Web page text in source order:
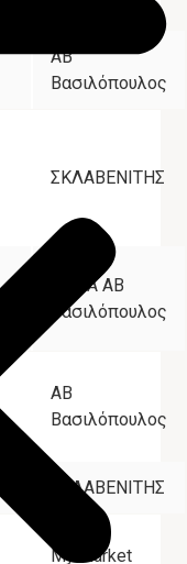
ΑΒ
Βασιλόπουλος
ΣΚΛΑΒΕΝΙΤΗΣ
MEGA ΑΒ
Βασιλόπουλος
ΑΒ
Βασιλόπουλος
ΣΚΛΑΒΕΝΙΤΗΣ
My market